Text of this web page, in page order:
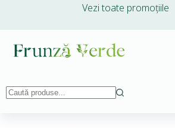
Vezi toate promoțiile